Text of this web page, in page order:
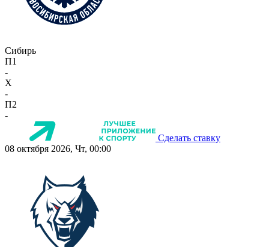
Сибирь
П1
-
X
-
П2
-
Сделать ставку
08 октября 2026, Чт, 00:00